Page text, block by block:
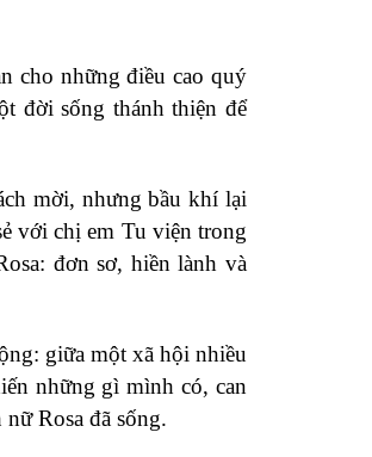
cho những điều cao quý
đời sống thánh thiện để
mời, nhưng bầu khí lại
với chị em Tu viện trong
đơn sơ, hiền lành và
giữa một xã hội nhiều
những gì mình có, can
Rosa đã sống.